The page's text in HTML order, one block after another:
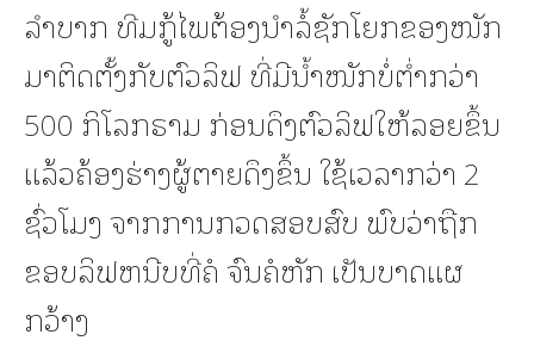
ລຳບາກ ທີມກູ້ໄພຕ້ອງນຳລໍ້ຊັກໂຍກຂອງໜັກ
ມາຕິດຕັ້ງກັບຕົວລິຟ ທີ່ມີນ້ຳໜັກບໍ່ຕ່ຳກວ່າ
500 ກິໂລກຣາມ ກ່ອນດຶງຕົວລິຟໃຫ້ລອຍຂຶ້ນ
ແລ້ວຄ້ອງຮ່າງຜູ້ຕາຍດຶງຂຶ້ນ ໃຊ້ເວລາກວ່າ 2
ຊົ່ວໂມງ ຈາກການກວດສອບສົບ ພົບວ່າຖືກ
ຂອບລິຟຫນີບທີ່ຄໍ ຈົນຄໍຫັກ ເປັນບາດແຜ
ກວ້າງ